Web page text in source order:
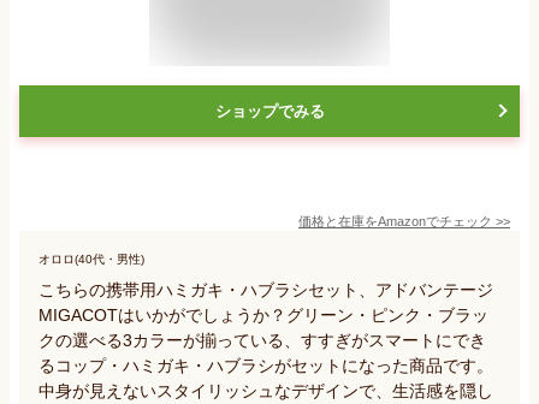
ショップでみる
価格と在庫をAmazonでチェック >>
オロロ(40代・男性)
こちらの携帯用ハミガキ・ハブラシセット、アドバンテージ
MIGACOTはいかがでしょうか？グリーン・ピンク・ブラッ
クの選べる3カラーが揃っている、すすぎがスマートにでき
るコップ・ハミガキ・ハブラシがセットになった商品です。
中身が見えないスタイリッシュなデザインで、生活感を隠し